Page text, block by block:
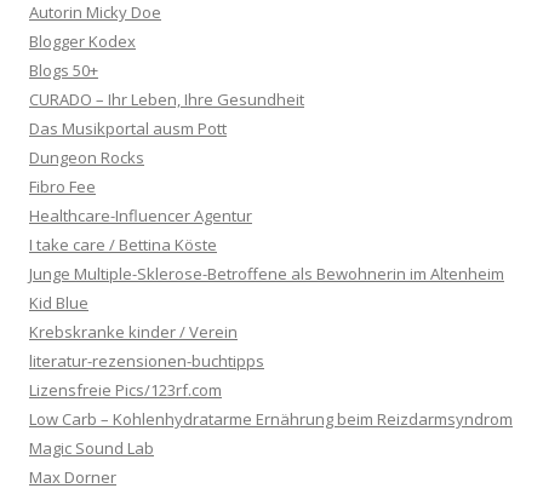
Autorin Micky Doe
Blogger Kodex
Blogs 50+
CURADO – Ihr Leben, Ihre Gesundheit
Das Musikportal ausm Pott
Dungeon Rocks
Fibro Fee
Healthcare-Influencer Agentur
I take care / Bettina Köste
Junge Multiple-Sklerose-Betroffene als Bewohnerin im Altenheim
Kid Blue
Krebskranke kinder / Verein
literatur-rezensionen-buchtipps
Lizensfreie Pics/123rf.com
Low Carb – Kohlenhydratarme Ernährung beim Reizdarmsyndrom
Magic Sound Lab
Max Dorner